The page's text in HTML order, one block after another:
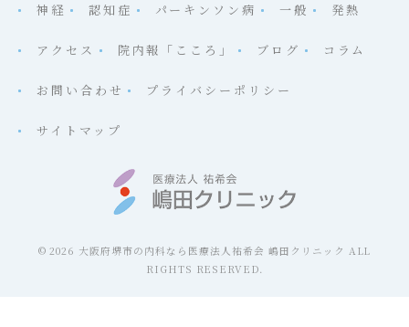
神経 認知症 パーキンソン病 一般 発熱
アクセス 院内報「こころ」 ブログ コラム
お問い合わせ プライバシーポリシー
サイトマップ
© 2026 大阪府堺市の内科なら医療法人祐希会 嶋田クリニック ALL
RIGHTS RESERVED.